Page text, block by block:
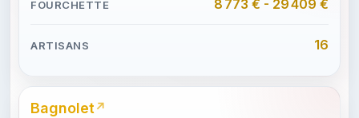
8 773 € - 29 409 €
16
Bagnolet